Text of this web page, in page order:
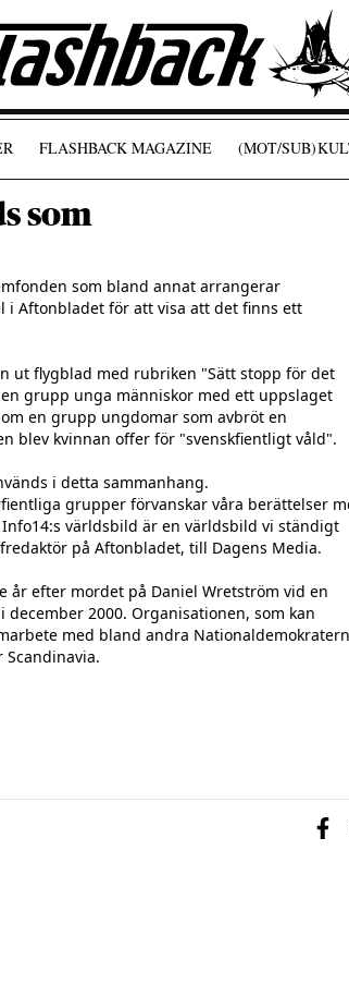
FLASHBACK MAGAZINE (MOT/SUB)
som
som bland annat arrangerar
i Aftonbladet för att visa att det finns ett
ut flygblad med rubriken "Sätt stopp för det
grupp unga människor med ett uppslaget
en grupp ungdomar som avbröt en
blev kvinnan offer för "svenskfientligt våld".
i detta sammanhang.
grupper förvanskar våra berättelser
världsbild är en världsbild vi ständigt
på Aftonbladet, till Dagens Media.
år efter mordet på Daniel Wretström vid en
2000. Organisationen, som kan
med bland andra
Scandinavia.